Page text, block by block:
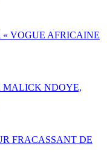
VOGUE AFRICAINE
MALICK NDOYE,
FRACASSANT DE